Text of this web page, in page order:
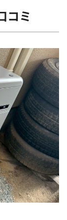
コミ